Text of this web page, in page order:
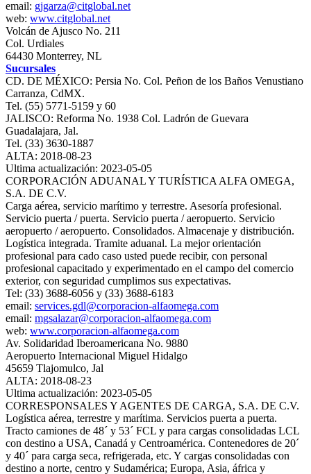
email: gjgarza@citglobal.net
web: www.citglobal.net
Volcán de Ajusco No. 211
Col. Urdiales
64430 Monterrey, NL
Sucursales
CD. DE MÉXICO: Persia No. Col. Peñon de los Baños Venustiano
Carranza, CdMX.
Tel. (55) 5771-5159 y 60
JALISCO: Reforma No. 1938 Col. Ladrón de Guevara
Guadalajara, Jal.
Tel. (33) 3630-1887
ALTA: 2018-08-23
Ultima actualización: 2023-05-05
CORPORACIÓN ADUANAL Y TURÍSTICA ALFA OMEGA,
S.A. DE C.V.
Carga aérea, servicio marítimo y terrestre. Asesoría profesional.
Servicio puerta / puerta. Servicio puerta / aeropuerto. Servicio
aeropuerto / aeropuerto. Consolidados. Almacenaje y distribución.
Logística integrada. Tramite aduanal. La mejor orientación
profesional para cado caso usted puede recibir, con personal
profesional capacitado y experimentado en el campo del comercio
exterior, con seguridad cumplimos sus expectativas.
Tel: (33) 3688-6056 y (33) 3688-6183
email: services.gdl@corporacion-alfaomega.com
email: mgsalazar@corporacion-alfaomega.com
web: www.corporacion-alfaomega.com
Av. Solidaridad Iberoamericana No. 9880
Aeropuerto Internacional Miguel Hidalgo
45659 Tlajomulco, Jal
ALTA: 2018-08-23
Ultima actualización: 2023-05-05
CORRESPONSALES Y AGENTES DE CARGA, S.A. DE C.V.
Logística aérea, terrestre y marítima. Servicios puerta a puerta.
Tracto camiones de 48´ y 53´ FCL y para cargas consolidadas LCL
con destino a USA, Canadá y Centroamérica. Contenedores de 20´
y 40´ para carga seca, refrigerada, etc. Y cargas consolidadas con
destino a norte, centro y Sudamérica; Europa, Asia, áfrica y